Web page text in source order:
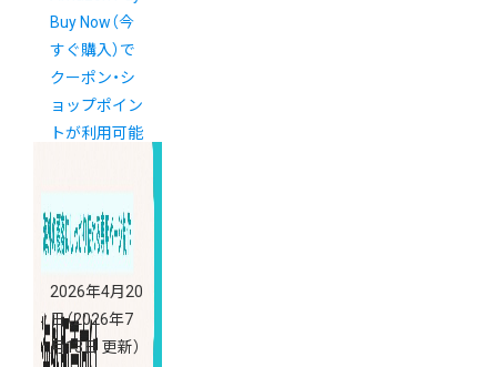
Buy Now（今
すぐ購入）で
クーポン・シ
ョップポイン
トが利用可能
2026年4月20
日（2026年7
月13日 更新）